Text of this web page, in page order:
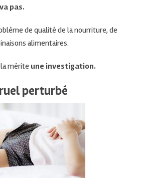
pas.
de qualité de la nourriture, de
alimentaires.
mérite une investigation.
perturbé